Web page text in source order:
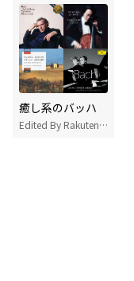
癒し系のバッハ
Edited By Rakuten Music